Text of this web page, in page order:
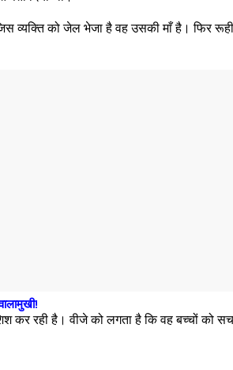
व्यक्ति को जेल भेजा है वह उसकी माँ है। फिर
कर रही है। वीजे को लगता है कि वह बच्चों को